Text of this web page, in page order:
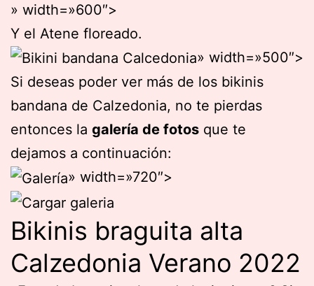
» width=»600″>
Y el Atene floreado.
» width=»500″>
Si deseas poder ver más de los bikinis
bandana de Calzedonia, no te pierdas
entonces la galería de fotos que te
dejamos a continuación:
» width=»720″>
Bikinis braguita alta
Calzedonia Verano 2022